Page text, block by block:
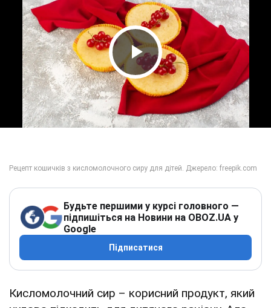
Play Video
Будьте першими у курсі головного —
підпишіться на Новини на OBOZ.UA у
Google
Підписатися
Кисломолочний сир – корисний продукт, який